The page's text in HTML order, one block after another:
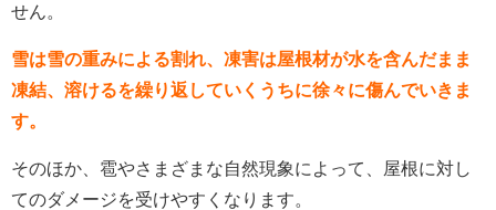
せん。
雪は雪の重みによる割れ、凍害は屋根材が水を含んだまま
凍結、溶けるを繰り返していくうちに徐々に傷んでいきま
す。
そのほか、雹やさまざまな自然現象によって、屋根に対し
てのダメージを受けやすくなります。